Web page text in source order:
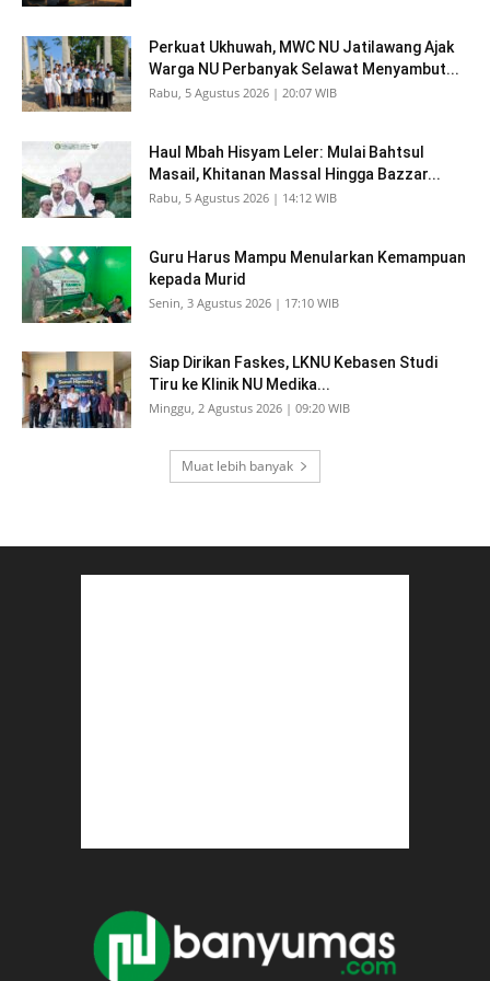
Perkuat Ukhuwah, MWC NU Jatilawang Ajak
Warga NU Perbanyak Selawat Menyambut...
Rabu, 5 Agustus 2026 | 20:07 WIB
Haul Mbah Hisyam Leler: Mulai Bahtsul
Masail, Khitanan Massal Hingga Bazzar...
Rabu, 5 Agustus 2026 | 14:12 WIB
Guru Harus Mampu Menularkan Kemampuan
kepada Murid
Senin, 3 Agustus 2026 | 17:10 WIB
Siap Dirikan Faskes, LKNU Kebasen Studi
Tiru ke Klinik NU Medika...
Minggu, 2 Agustus 2026 | 09:20 WIB
Muat lebih banyak